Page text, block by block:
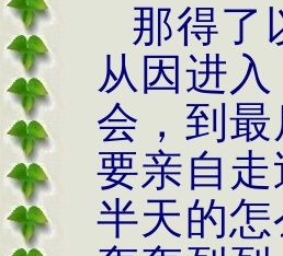
那得了
从因进
会，到
要亲自
半天的